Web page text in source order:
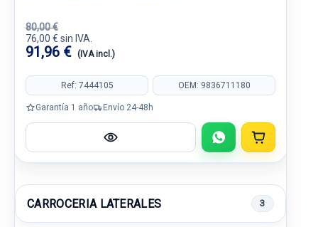
80,00 €
76,00 € sin IVA.
91,96 € (IVA incl.)
Ref: 7444105 OEM: 9836711180
Garantía 1 año Envío 24-48h
CARROCERIA LATERALES 3